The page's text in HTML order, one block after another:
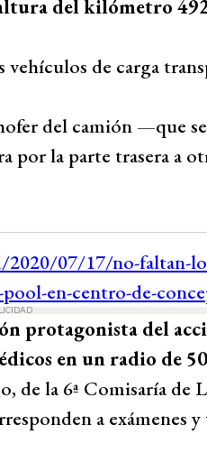
del kilómetro
de carga
del camión —que
por la parte trasera a
protagonista del
en un radio de
la 6ª Comisaría de
a exámenes